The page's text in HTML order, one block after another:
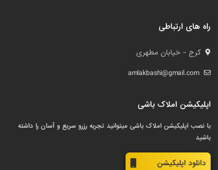
راه های ارتباطی
کرج - خیابان مطهری
amlakbashi@gmail.com
اپلیکیشن املاک باشی
با نصب اپلیکیشن املاک باشی میتوانید تجربه رزرو سریع و آسان را داشته
باشید
دانلود اپلیکیشن